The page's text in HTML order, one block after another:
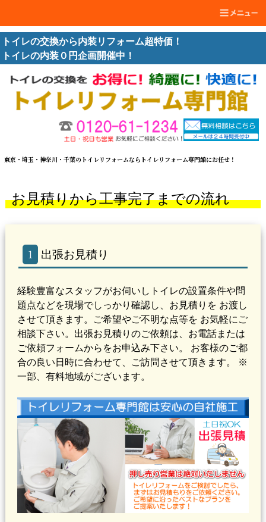
トイレの交換から内装リフォーム超特価！
トイレの内装０円企画開催中！
東京・埼玉・神奈川・千葉のトイレリフォームならトイレリフォーム専門館にお任せ！
お見積りから工事完了までの流れ
1 出張お見積り
経験豊富なスタッフがお伺いしトイレの設置条件や問
題点などを現場でしっかり確認し、 お見積り を お渡し
させて頂きます。ご希望やご不明な点等を お気軽にご
相談下さい。出張お見積りのご依頼は、お電話または
ご依頼フォームからをお申込み下さい。 お客様のご都
合の良い日時に合わせて、ご訪問させて頂きます。
※
一部、有料地域がございます。